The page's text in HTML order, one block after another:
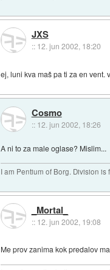
JXS
:: 12. jun 2002, 18:20
ej, luni kva maš pa ti za en vent.
Cosmo
:: 12. jun 2002, 18:26
A ni to za male oglase? Mislim...
I am Pentium of Borg. Division
_Mortal_
:: 12. jun 2002, 19:08
Me prov zanima kok predalov